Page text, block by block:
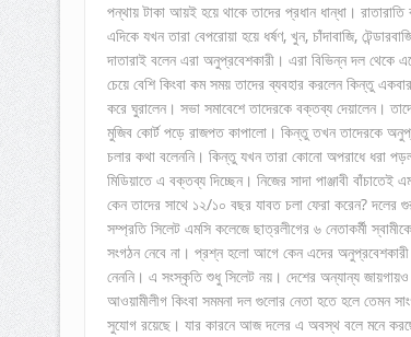
পন্থায় টাকা আয়ই হয়ে থাকে তাদের প্রধান ধান্ধা।
এদিকে যখন তারা বেপরোয়া হয়ে ধর্ষণ, খুন, চাঁদাবাজি,
দাতারাই বলেন এরা অনুপ্রবেশকারী। এরা বিভিন্ন দল
চেয়ে বেশি কিংবা কম সময় তাদের ব্যবহার করলেন কিন্তু
করে ঘুরালেন। সভা সমাবেশে তাদেরকে বক্তব্য দেয়ালেন।
মুজিব কোর্ট পড়ে রাজপত কাপালো। কিন্তু তখন তাদেরকে
চলার কথা বলেননি। কিন্তু যখন তারা কোনো অপরাধে ধরা
মিডিয়াতে এ বক্তব্য দিচ্ছেন। নিজের সাদা পাঞ্জাবী
কেন তাদের সাথে ১২/১০ বছর যাবত চলা ফেরা করেন? দলের
সম্প্রতি সিলেট এমসি কলেজে ছাত্রলীগের ৬ নেতাকর্মী
সংগঠন নেবে না। প্রশ্ন হলো আগে কেন এদের অনুপ্রবেশকারী
নেননি। এ সংস্কৃতি শুধু সিলেট নয়। দেশের অন্যান্য
আওয়ামীলীগ কিংবা সমমনা দল গুলোর নেতা হতে হলে তেমন
সুযোগ রয়েছে। যার কারনে আজ দলের এ অবস্থ বলে মনে